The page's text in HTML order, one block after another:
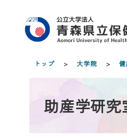
トップ>大学院 >
助産学研究